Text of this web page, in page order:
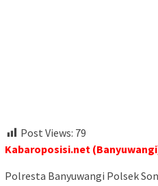
Post Views: 79
Kabaroposisi.net
Polresta Banyuwangi Polsek